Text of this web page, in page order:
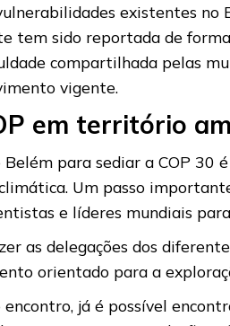
existentes no
tem sido reportada de
compartilhada pelas
vigente.
em território
Belém para sediar a COP 30
Um passo
e líderes mundiais
as delegações dos
orientado para a
encontro, já é possível